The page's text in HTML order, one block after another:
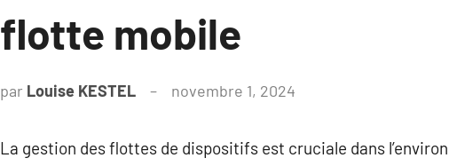
flotte mobile
par Louise KESTEL novembre 1, 2024
La gestion des flottes de dispositifs est cruciale dans